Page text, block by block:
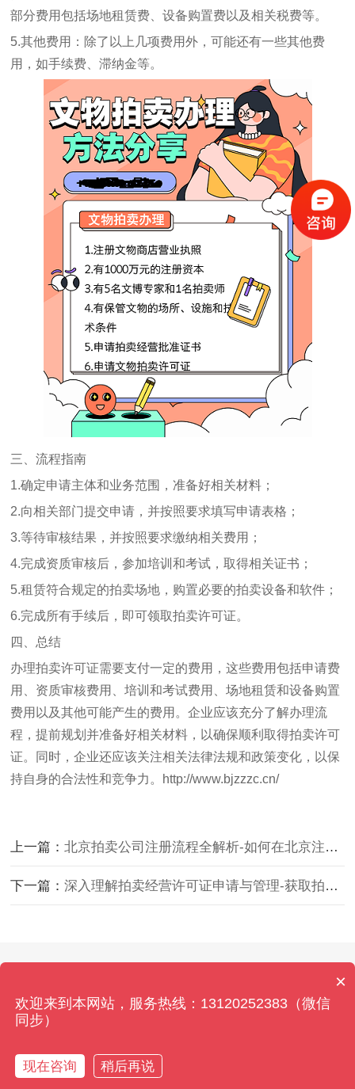
部分费用包括场地租赁费、设备购置费以及相关税费等。
5.其他费用：除了以上几项费用外，可能还有一些其他费
用，如手续费、滞纳金等。
三、流程指南
1.确定申请主体和业务范围，准备好相关材料；
2.向相关部门提交申请，并按照要求填写申请表格；
3.等待审核结果，并按照要求缴纳相关费用；
4.完成资质审核后，参加培训和考试，取得相关证书；
5.租赁符合规定的拍卖场地，购置必要的拍卖设备和软件；
6.完成所有手续后，即可领取拍卖许可证。
四、总结
办理拍卖许可证需要支付一定的费用，这些费用包括申请费
用、资质审核费用、培训和考试费用、场地租赁和设备购置
费用以及其他可能产生的费用。企业应该充分了解办理流
程，提前规划并准备好相关材料，以确保顺利取得拍卖许可
证。同时，企业还应该关注相关法律法规和政策变化，以保
持自身的合法性和竞争力。 http://www.bjzzzc.cn/
上一篇：北京拍卖公司注册流程全解析-如何在北京注册一家拍卖公司并顺利运营的长效策略
下一篇：深入理解拍卖经营许可证申请与管理-获取拍卖经营许可证的详细流程与法规要求
Reserved. 本站内容如有侵权,请联系客服删除！
京ICP备2021034375号-13
×
欢迎来到本网站，服务热线：13120252383（微信
同步）
现在咨询 稍后再说